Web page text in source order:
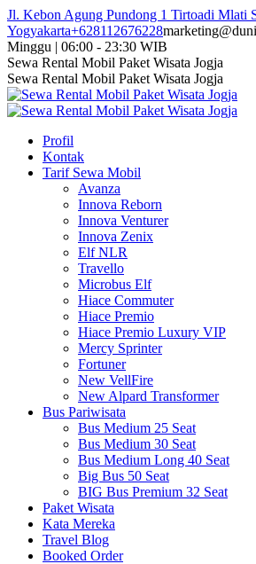
Skip
to
content
Jl. Kebon Agung Pundong 1 Tirtoadi Mlati
Yogyakarta+628112676228
Minggu | 06:00 - 23:30 WIB
Facebook
page
opens
in
window
Twitter
page
opens
in
window
Instagram
page
opens
in
window
YouTube
page
opens
in
window
Sewa Rental Mobil Paket Wisata Jogja
Sewa Rental Mobil Paket Wisata Jogja
Profil
Kontak
Tarif Sewa Mobil
Avanza
Innova Reborn
Innova Venturer
Innova Zenix
Elf NLR
Travello
Microbus Elf
Hiace Commuter
Hiace Premio
Hiace Premio Luxury VIP
Mercy Sprinter
Fortuner
New VellFire
New Alpard Transformer
Bus Pariwisata
Bus Medium 25 Seat
Bus Medium 30 Seat
Bus Medium Long 40 Seat
Big Bus 50 Seat
BIG Bus Premium 32 Seat
Paket Wisata
Kata Mereka
Travel Blog
Booked Order